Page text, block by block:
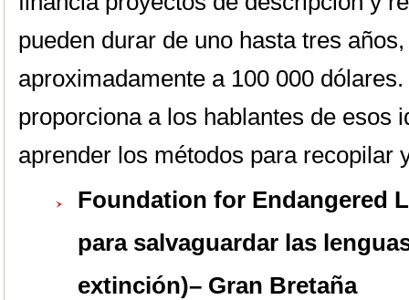
pueden durar de uno hasta tres
aproximadamente a 100 000
proporciona a los hablantes de esos
aprender los métodos para recopilar
Foundation for Endangered
para salvaguardar las
extinción)– Gran Bretaña